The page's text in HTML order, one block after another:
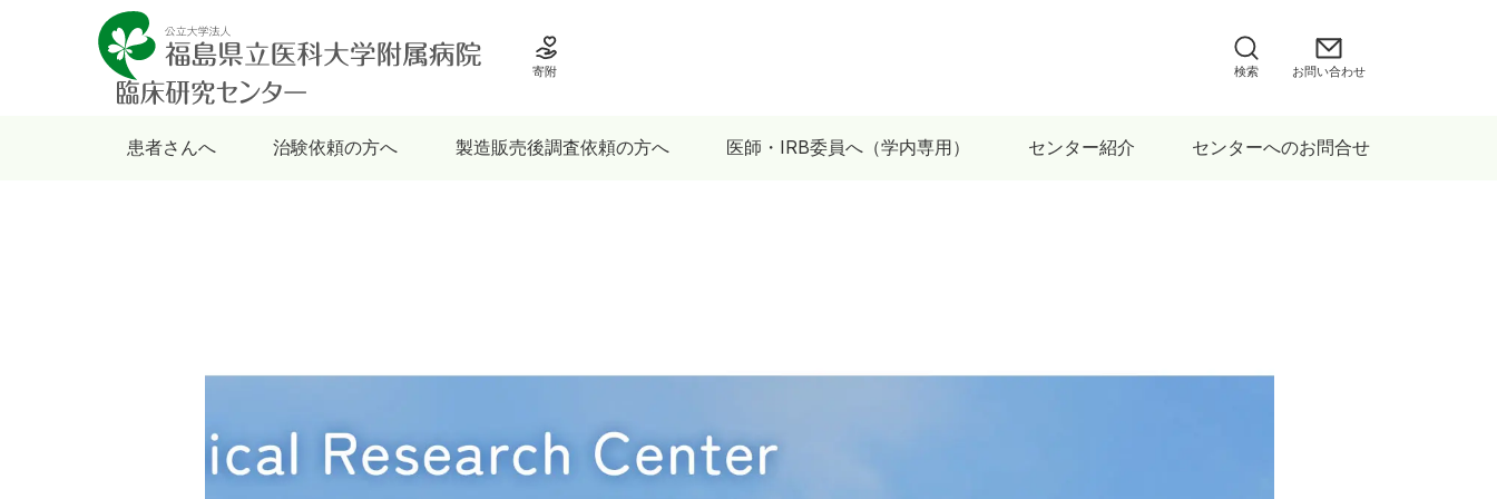
患者さんへ 治験依頼の方へ 製造販売後調査依頼の方へ 医師・IRB委員へ（学内専用） センター紹介 センターへのお問合せ
寄附 お問い合わせ
検索